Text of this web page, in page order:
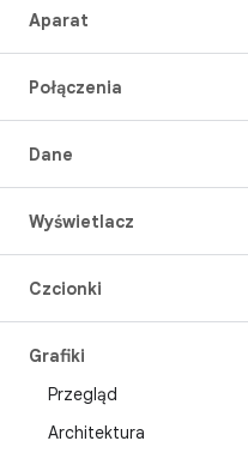
Aparat
Połączenia
Dane
Wyświetlacz
Czcionki
Grafiki
Przegląd
Architektura